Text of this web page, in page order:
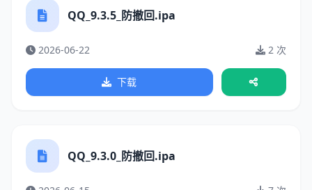
QQ_9.3.5_防撤回.ipa
2026-06-22 2 次
下载
QQ_9.3.0_防撤回.ipa